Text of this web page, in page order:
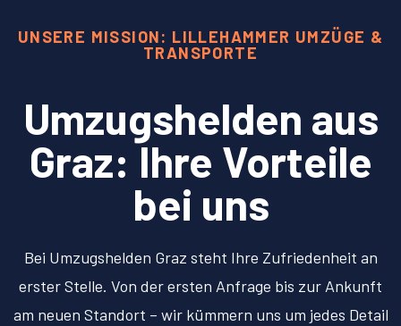
UNSERE MISSION: LILLEHAMMER UMZÜGE &
TRANSPORTE
Umzugshelden aus
Graz: Ihre Vorteile
bei uns
Bei Umzugshelden Graz steht Ihre Zufriedenheit an
erster Stelle. Von der ersten Anfrage bis zur Ankunft
am neuen Standort – wir kümmern uns um jedes Detail